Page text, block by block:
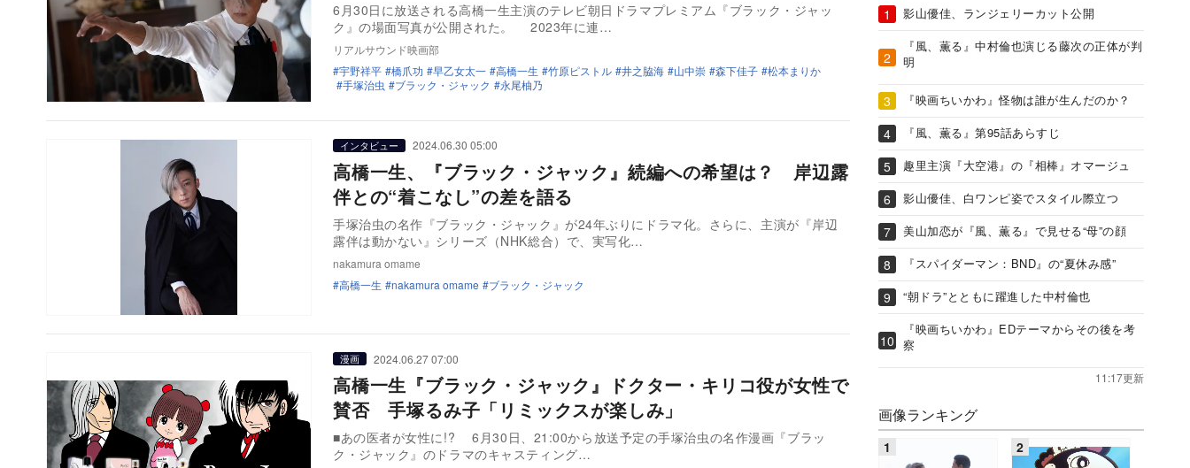
6月30日に放送される高橋一生主演のテレビ朝日ドラマプレミアム『ブラック・ジャッ
ク』の場面写真が公開された。 2023年に連…
リアルサウンド映画部
宇野祥平
橋爪功 早乙女太一 高橋一生 竹原ピストル 井之脇海 山中崇 森下佳子
松本まりか
手塚治虫
ブラック・ジャック 永尾柚乃
インタビュー 2024.06.30 05:00
高橋一生、『ブラック・ジャック』続編への希望は？ 岸辺露
伴との“着こなし”の差を語る
手塚治虫の名作『ブラック・ジャック』が24年ぶりにドラマ化。さらに、主演が『岸辺
露伴は動かない』シリーズ（NHK総合）で、実写化…
nakamura omame
高橋一生
nakamura omame ブラック・ジャック
漫画 2024.06.27 07:00
高橋一生『ブラック・ジャック』ドクター・キリコ役が女性で
賛否 手塚るみ子「リミックスが楽しみ」
■あの医者が女性に!? 6月30日、21:00から放送予定の手塚治虫の名作漫画『ブラッ
ク・ジャック』のドラマのキャスティング…
影山優佳、ランジェリーカット公開
『風、薫る』中村倫也演じる藤次の正体が判
明
『映画ちいかわ』怪物は誰が生んだのか？
『風、薫る』第95話あらすじ
趣里主演『大空港』の『相棒』オマージュ
影山優佳、白ワンピ姿でスタイル際立つ
美山加恋が『風、薫る』で見せる“母”の顔
『スパイダーマン：BND』の“夏休み感”
“朝ドラ”とともに躍進した中村倫也
『映画ちいかわ』EDテーマからその後を考
察
11:17更新
画像ランキング